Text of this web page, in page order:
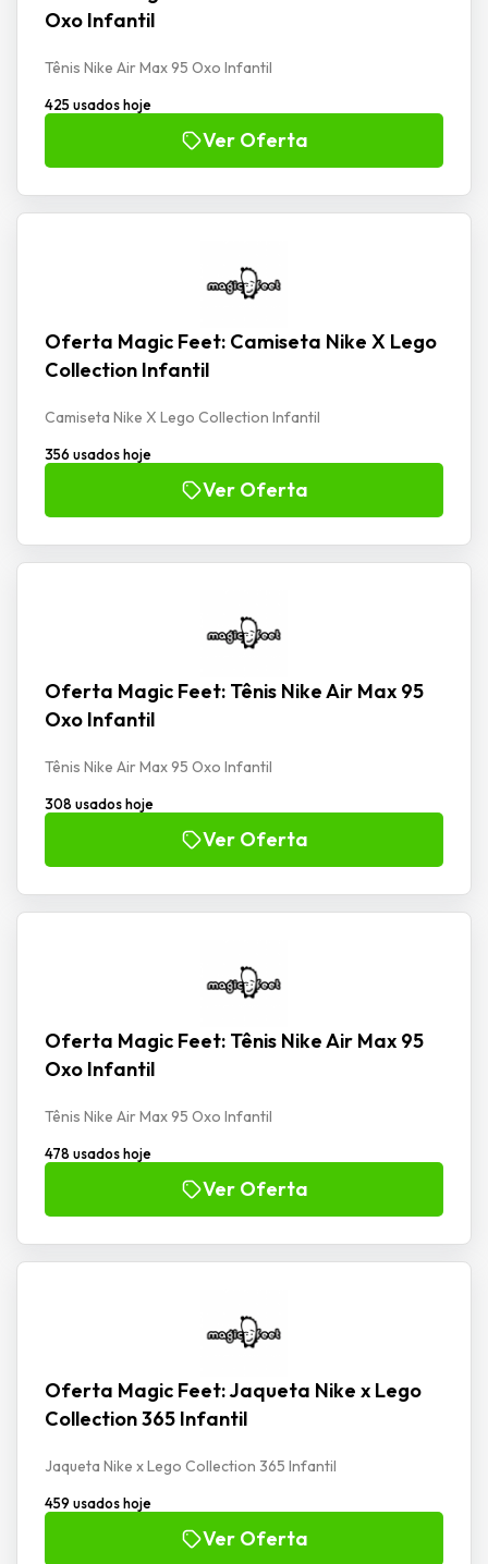
Oxo Infantil
Tênis Nike Air Max 95 Oxo Infantil
425 usados hoje
Ver Oferta
Oferta Magic Feet: Camiseta Nike X Lego
Collection Infantil
Camiseta Nike X Lego Collection Infantil
356 usados hoje
Ver Oferta
Oferta Magic Feet: Tênis Nike Air Max 95
Oxo Infantil
Tênis Nike Air Max 95 Oxo Infantil
308 usados hoje
Ver Oferta
Oferta Magic Feet: Tênis Nike Air Max 95
Oxo Infantil
Tênis Nike Air Max 95 Oxo Infantil
478 usados hoje
Ver Oferta
Oferta Magic Feet: Jaqueta Nike x Lego
Collection 365 Infantil
Jaqueta Nike x Lego Collection 365 Infantil
459 usados hoje
Ver Oferta